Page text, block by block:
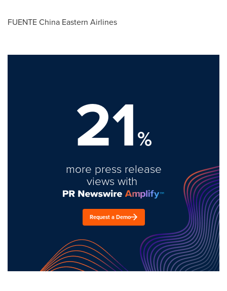
FUENTE China Eastern Airlines
21%
more press release
views with
Request a Demo